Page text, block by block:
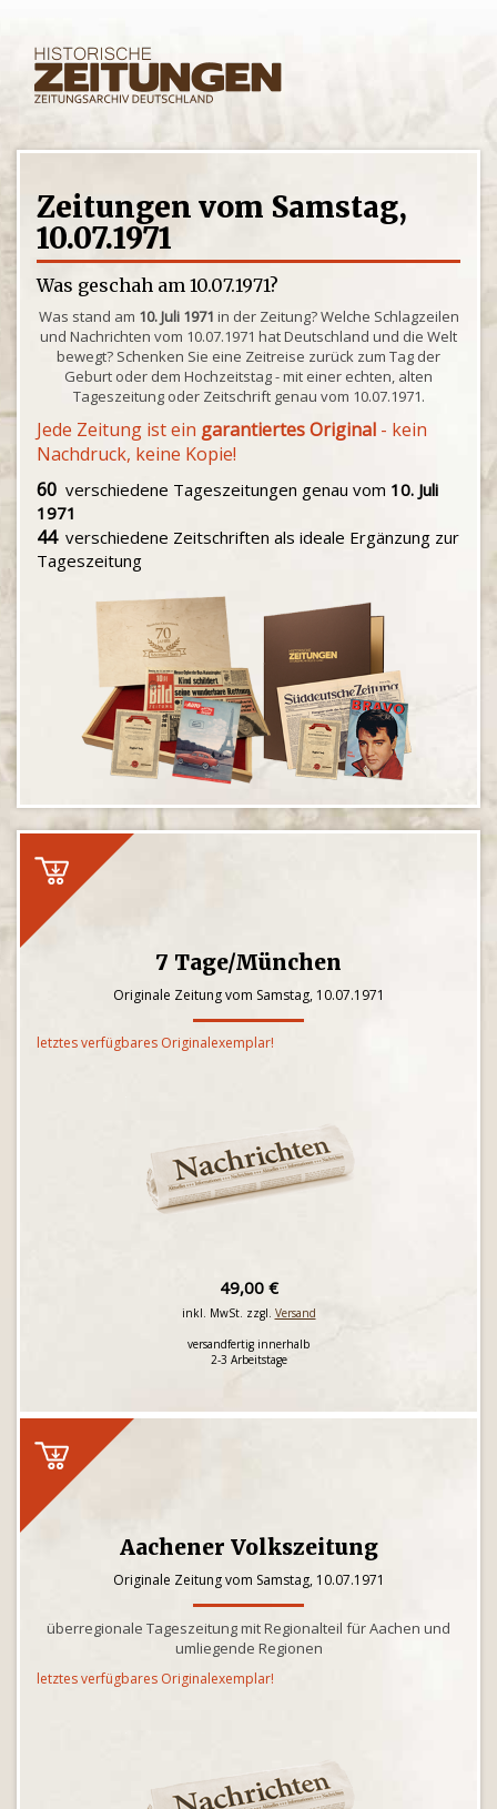
Zeitungen vom Samstag,
10.07.1971
Was geschah am 10.07.1971?
Was stand am 10. Juli 1971 in der Zeitung? Welche Schlagzeilen
und Nachrichten vom 10.07.1971 hat Deutschland und die Welt
bewegt? Schenken Sie eine Zeitreise zurück zum Tag der
Geburt oder dem Hochzeitstag - mit einer echten, alten
Tageszeitung oder Zeitschrift genau vom 10.07.1971.
Jede Zeitung ist ein garantiertes Original - kein
Nachdruck, keine Kopie!
60 verschiedene Tageszeitungen genau vom 10. Juli
1971
44verschiedene Zeitschriften als ideale Ergänzung zur
Tageszeitung
7 Tage/München
Originale Zeitung vom Samstag, 10.07.1971
letztes verfügbares Originalexemplar!
49,00 €
inkl. MwSt. zzgl. Versand
versandfertig innerhalb
2-3 Arbeitstage
Aachener Volkszeitung
Originale Zeitung vom Samstag, 10.07.1971
überregionale Tageszeitung mit Regionalteil für Aachen und
umliegende Regionen
letztes verfügbares Originalexemplar!